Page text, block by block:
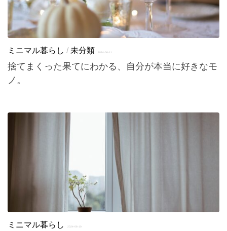
ミニマル暮らし / 未分類 2024-06-11
捨てまくった果てにわかる、自分が本当に好きなモ
ノ。
ミニマル暮らし 2024-06-10